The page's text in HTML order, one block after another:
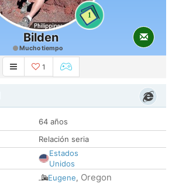
1
Bilden
Mucho tiempo
1
64 años
Relación seria
Estados
Unidos
Eugene, Oregon